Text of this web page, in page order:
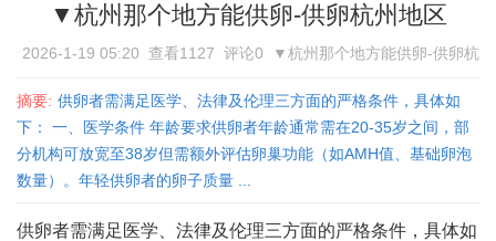
▼杭州那个地方能供卵-供卵杭州地区
2026-1-19 05:20 查看1127 评论0
▼杭州那个地方能供卵-供卵杭
摘要: 供卵者需满足医学、法律及伦理三方面的严格条件，具体如
下： 一、医学条件 年龄要求‌供卵者年龄通常需在20-35岁之间，部
分机构可放宽至38岁但需额外评估卵巢功能（如AMH值、基础卵泡
数量）‌。年轻供卵者的卵子质量 ...
供卵者需满足医学、法律及伦理三方面的严格条件，具体如